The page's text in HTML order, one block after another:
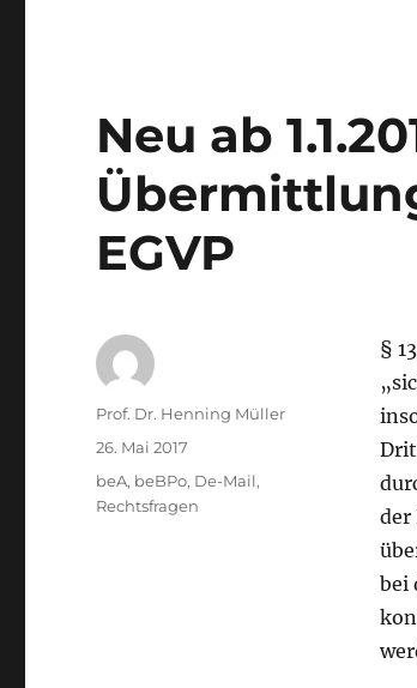
Neu ab
EGVP
§
der
bei
Autor
Prof. Dr. Henning Müller
Veröffentlicht
am
26. Mai 2017
Kategorien
beA, beBPo, De-Mail,
Rechtsfragen